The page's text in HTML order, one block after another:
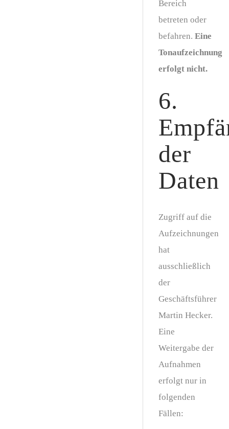
Bereich
betreten oder
befahren. Eine
Tonaufzeichnung
erfolgt nicht.
6.
der
Daten
Zugriff auf die
Aufzeichnungen
hat
ausschließlich
der
Geschäftsführer
Martin Hecker.
Eine
Weitergabe der
Aufnahmen
erfolgt nur in
folgenden
Fällen: